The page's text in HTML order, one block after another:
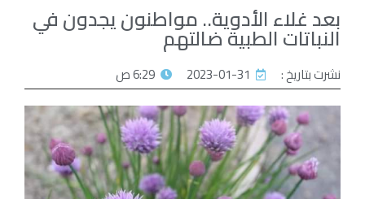
بعد غلاء الأدوية.. مواطنون يجدون في
النباتات الطبية ضالتهم
نشرت بتاريخ : 2023-01-31 6:29 ص